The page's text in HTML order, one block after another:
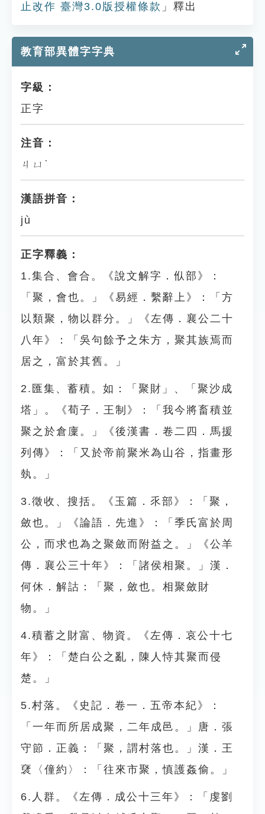
止改作 臺灣3.0版授權條款 」釋出
教育部異體字字典
字級：
正字
注音：
ㄐㄩˋ
漢語拼音：
jù
正字釋義：
1.集合、會合。《說文解字．㐺部》：
「聚，會也。」《易經．繫辭上》：「方
以類聚，物以群分。」《左傳．襄公二十
八年》：「吳句餘予之朱方，聚其族焉而
居之，富於其舊。」
2.匯集、蓄積。如：「聚財」、「聚沙成
塔」。《荀子．王制》：「我今將畜積並
聚之於倉廩。」《後漢書．卷二四．馬援
列傳》：「又於帝前聚米為山谷，指畫形
埶。」
3.徵收、搜括。《玉篇．乑部》：「聚，
斂也。」《論語．先進》：「季氏富於周
公，而求也為之聚斂而附益之。」《公羊
傳．襄公三十年》：「諸侯相聚。」漢．
何休．解詁：「聚，斂也。相聚斂財
物。」
4.積蓄之財富、物資。《左傳．哀公十七
年》：「楚白公之亂，陳人恃其聚而侵
楚。」
5.村落。《史記．卷一．五帝本紀》：
「一年而所居成聚，二年成邑。」唐．張
守節．正義：「聚，謂村落也。」漢．王
裦〈僮約〉：「往來市聚，慎護姦偷。」
6.人群。《左傳．成公十三年》：「虔劉